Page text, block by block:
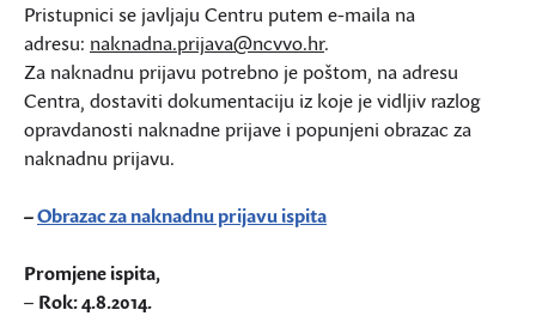
Pristupnici se javljaju Centru putem e-maila na
adresu: naknadna.prijava@ncvvo.hr.
Za naknadnu prijavu potrebno je poštom, na adresu
Centra, dostaviti dokumentaciju iz koje je vidljiv razlog
opravdanosti naknadne prijave i popunjeni obrazac za
naknadnu prijavu.
–Obrazac za naknadnu prijavu ispita
Promjene ispita,
– Rok: 4.8.2014.